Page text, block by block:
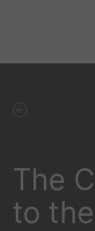
The
to